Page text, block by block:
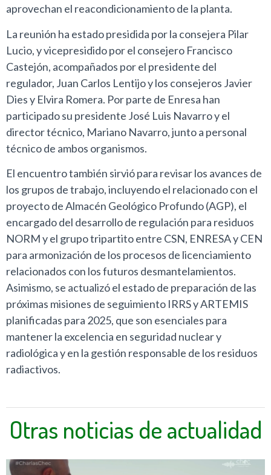
aprovechan el reacondicionamiento de la planta.
La reunión ha estado presidida por la consejera Pilar
Lucio, y vicepresidido por el consejero Francisco
Castejón, acompañados por el presidente del
regulador, Juan Carlos Lentijo y los consejeros Javier
Dies y Elvira Romera. Por parte de Enresa han
participado su presidente José Luis Navarro y el
director técnico, Mariano Navarro, junto a personal
técnico de ambos organismos.
El encuentro también sirvió para revisar los avances de
los grupos de trabajo, incluyendo el relacionado con el
proyecto de Almacén Geológico Profundo (AGP), el
encargado del desarrollo de regulación para residuos
NORM y el grupo tripartito entre CSN, ENRESA y CEN
para armonización de los procesos de licenciamiento
relacionados con los futuros desmantelamientos.
Asimismo, se actualizó el estado de preparación de las
próximas misiones de seguimiento IRRS y ARTEMIS
planificadas para 2025, que son esenciales para
mantener la excelencia en seguridad nuclear y
radiológica y en la gestión responsable de los residuos
radiactivos.
Otras noticias de actualidad